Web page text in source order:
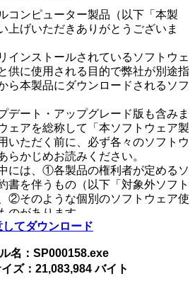
コンピューター製品（以下「本製
上げいただきありがとうございま
インストールされているソフトウェ
供に使用される目的で弊社が別途指
ら本製品にダウンロードされるソフ
デート・アップグレード版も含みま
ェアを総称して「本ソフトウェア製
いただく前に、必ず各々のソフトウ
らかじめお読みください。
には、①各製品の権利者が定めるソ
書を伴うもの（以下「対象外ソフト
②そのような個別のソフトウェア使
のがあります。
許諾契約書を伴わない各々のソフト
ュアルなどの関連書類および電子文
は、
してダウンロード
名：SP000158.exe
ズ：21,083,984 バイト